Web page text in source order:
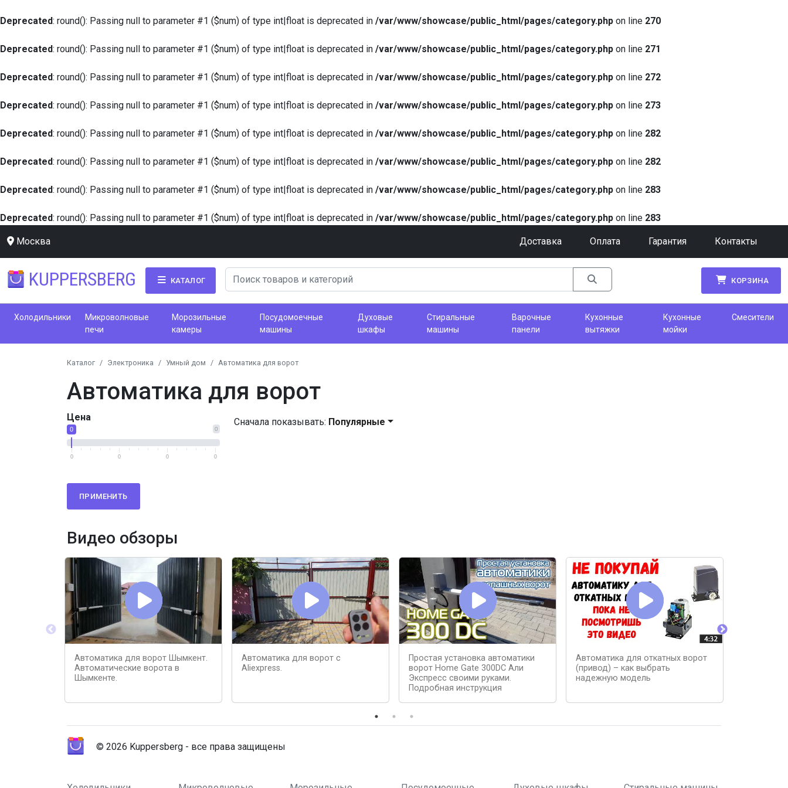
Deprecated: round(): Passing null to parameter #1 ($num) of type int|float is deprecated in /var/www/showcase/public_html/pages/category.php on line 270
Deprecated: round(): Passing null to parameter #1 ($num) of type int|float is deprecated in /var/www/showcase/public_html/pages/category.php on line 271
Deprecated: round(): Passing null to parameter #1 ($num) of type int|float is deprecated in /var/www/showcase/public_html/pages/category.php on line 272
Deprecated: round(): Passing null to parameter #1 ($num) of type int|float is deprecated in /var/www/showcase/public_html/pages/category.php on line 273
Deprecated: round(): Passing null to parameter #1 ($num) of type int|float is deprecated in /var/www/showcase/public_html/pages/category.php on line 282
Deprecated: round(): Passing null to parameter #1 ($num) of type int|float is deprecated in /var/www/showcase/public_html/pages/category.php on line 282
Deprecated: round(): Passing null to parameter #1 ($num) of type int|float is deprecated in /var/www/showcase/public_html/pages/category.php on line 283
Deprecated: round(): Passing null to parameter #1 ($num) of type int|float is deprecated in /var/www/showcase/public_html/pages/category.php on line 283
Москва Доставка Оплата Гарантия Контакты
KUPPERSBERG КАТАЛОГ КОРЗИНА
Холодильники
Микроволновые
печи
Морозильные
камеры
Посудомоечные
машины
Духовые
шкафы
Стиральные
машины
Варочные
панели
Кухонные
вытяжки
Кухонные
мойки
Смесители
Каталог Электроника Умный дом Автоматика для ворот
Автоматика для ворот
Цена
0
0
0 0 0 0
ПРИМЕНИТЬ
Сначала показывать: Популярные
Видео обзоры
Автоматика для ворот Шымкент.
Автоматические ворота в
Шымкенте.
Автоматика для ворот с
Aliexpress.
Простая установка автоматики
ворот Home Gate 300DC Али
Экспресс своими руками.
Подробная инструкция
Автоматика для откатных ворот
(привод) – как выбрать
надежную модель
© 2026 Kuppersberg - все права защищены